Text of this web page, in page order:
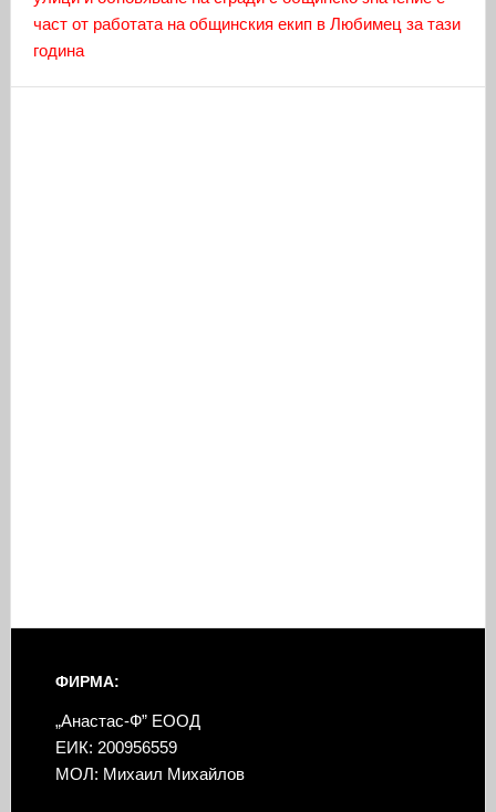
част от работата на общинския екип в Любимец за тази
година
ФИРМА:
„Анастас-Ф” ЕООД
ЕИК: 200956559
МОЛ: Михаил Михайлов